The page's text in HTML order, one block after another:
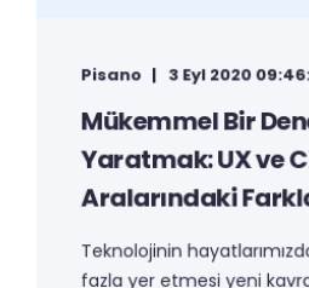
Pisano 3 Eyl 2020
Mükemmel Bir
Yaratmak: UX ve
Aralarındaki
Teknolojinin
fazla yer etmesi yeni